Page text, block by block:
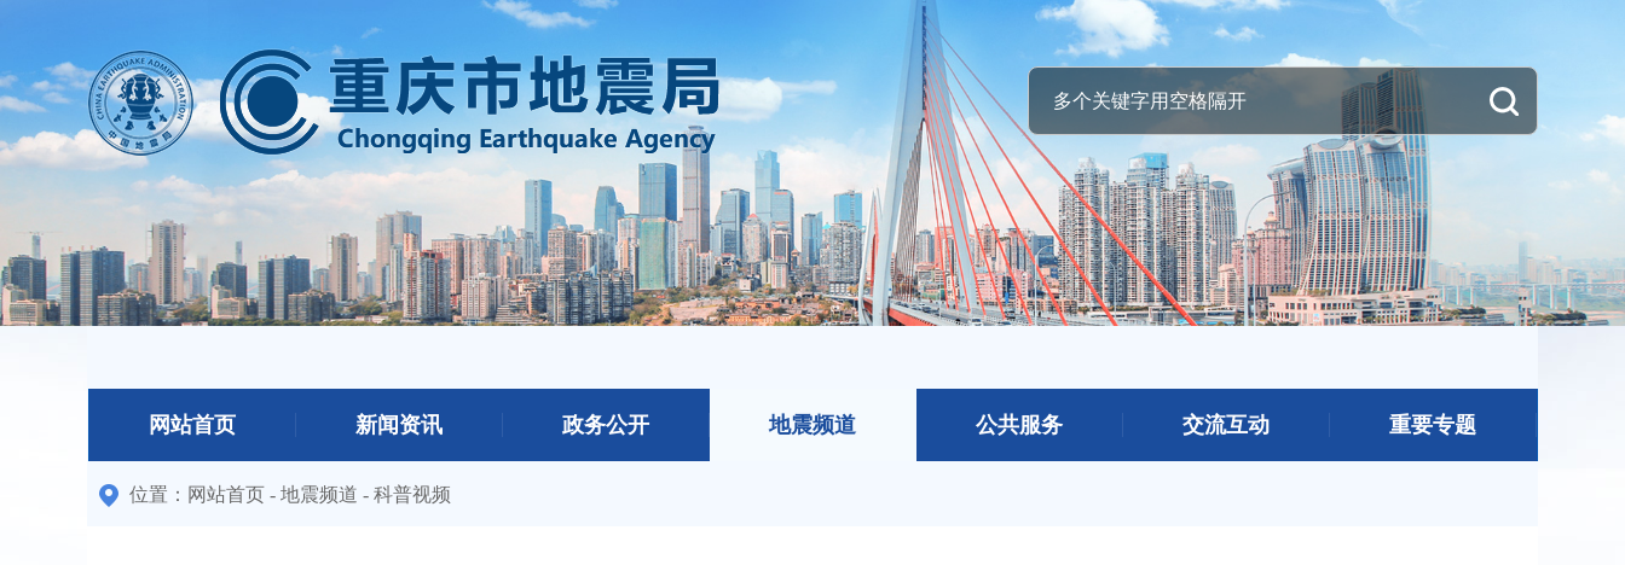
网站首页 新闻资讯 政务公开 地震频道 公共服务 交流互动 重要专题
位置： 网站首页 - 地震频道 - 科普视频